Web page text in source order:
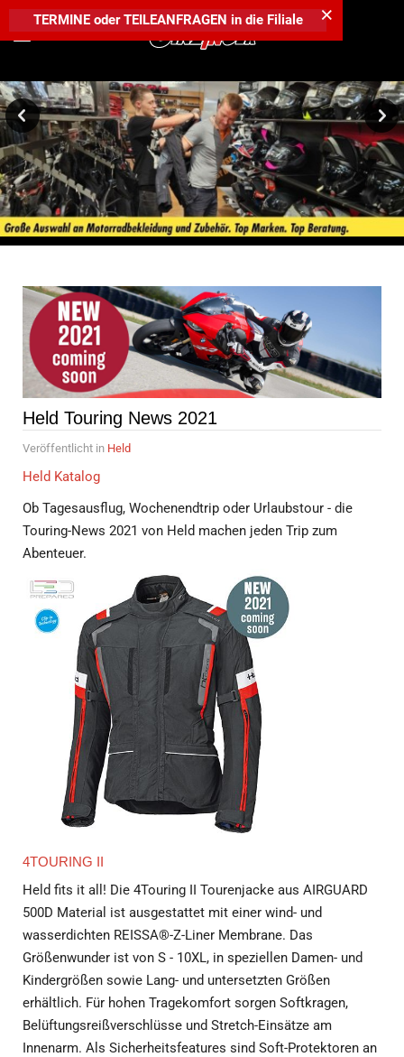
Held Touring News 2021
Veröffentlicht in Held
Held Katalog
Ob Tagesausflug, Wochenendtrip oder Urlaubstour - die
Touring-News 2021 von Held machen jeden Trip zum
Abenteuer.
4TOURING II
Held fits it all! Die 4Touring II Tourenjacke aus AIRGUARD
500D Material ist ausgestattet mit einer wind- und
wasserdichten REISSA®-Z-Liner Membrane. Das
Größenwunder ist von S - 10XL, in speziellen Damen- und
Kindergrößen sowie Lang- und untersetzten Größen
erhältlich. Für hohen Tragekomfort sorgen Softkragen,
Belüftungsreißverschlüsse und Stretch-Einsätze am
Innenarm. Als Sicherheitsfeatures sind Soft-Protektoren an
×
TERMINEoderTEILEANFRAGEN in die Filiale